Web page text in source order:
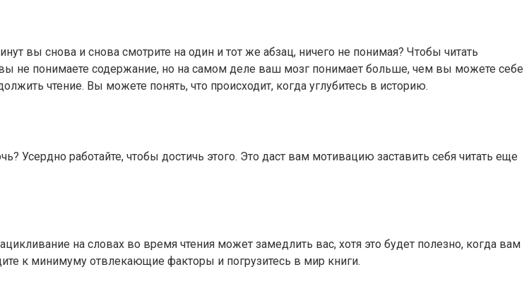
вы снова и снова смотрите на один и тот же абзац, ничего не понимая? Чтобы читать
вы не понимаете содержание, но на самом деле ваш мозг понимает больше, чем вы можете себе
чтение. Вы можете понять, что происходит, когда углубитесь в историю.
Усердно работайте, чтобы достичь этого. Это даст вам мотивацию заставить себя читать еще
на словах во время чтения может замедлить вас, хотя это будет полезно, когда вам
к минимуму отвлекающие факторы и погрузитесь в мир книги.